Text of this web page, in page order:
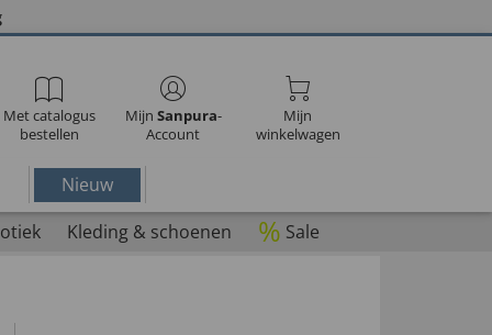
Met catalogus
bestellen
Mijn Sanpura-
Account
Mijn
winkelwagen
Nieuw
Kleding & schoenen % Sale